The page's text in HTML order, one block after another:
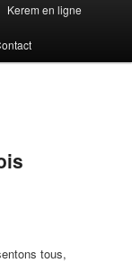
Kerem en ligne
tous,